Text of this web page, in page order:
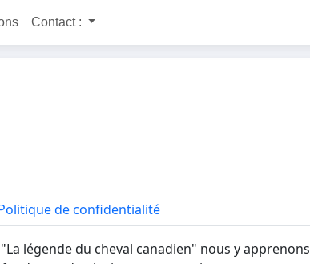
Contact :
de confidentialité
légende du cheval canadien" nous y apprenons